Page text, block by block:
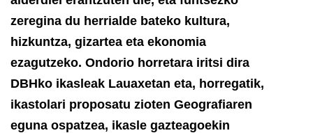
zeregina du herrialde bateko kultura,
hizkuntza, gizartea eta ekonomia
ezagutzeko. Ondorio horretara iritsi dira
DBHko ikasleak Lauaxetan eta, horregatik,
ikastolari proposatu zioten Geografiaren
eguna ospatzea, ikasle gazteagoekin